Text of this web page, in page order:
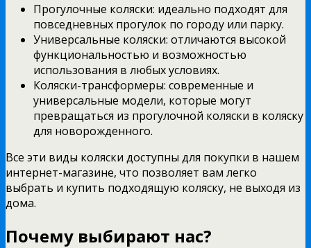
Прогулочные коляски: идеально подходят для
повседневных прогулок по городу или парку.
Универсальные коляски: отличаются высокой
функциональностью и возможностью
использования в любых условиях.
Коляски-трансформеры: современные и
универсальные модели, которые могут
превращаться из прогулочной коляски в коляску
для новорожденного.
Все эти виды коляски доступны для покупки в нашем
интернет-магазине, что позволяет вам легко
выбрать и купить подходящую коляску, не выходя из
дома.
Почему выбирают нас?